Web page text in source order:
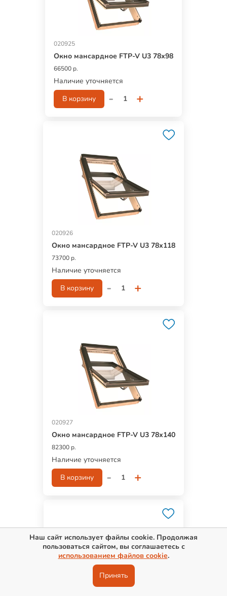
020925
Окно мансардное FTP-V U3 78х98
66500 р.
Наличие уточняется
В корзину
- +
020926
Окно мансардное FTP-V U3 78х118
73700 р.
Наличие уточняется
В корзину
- +
020927
Окно мансардное FTP-V U3 78х140
82300 р.
Наличие уточняется
В корзину
- +
Наш сайт использует файлы cookie. Продолжая
пользоваться сайтом, вы соглашаетесь с
использованием файлов cookie.
Принять